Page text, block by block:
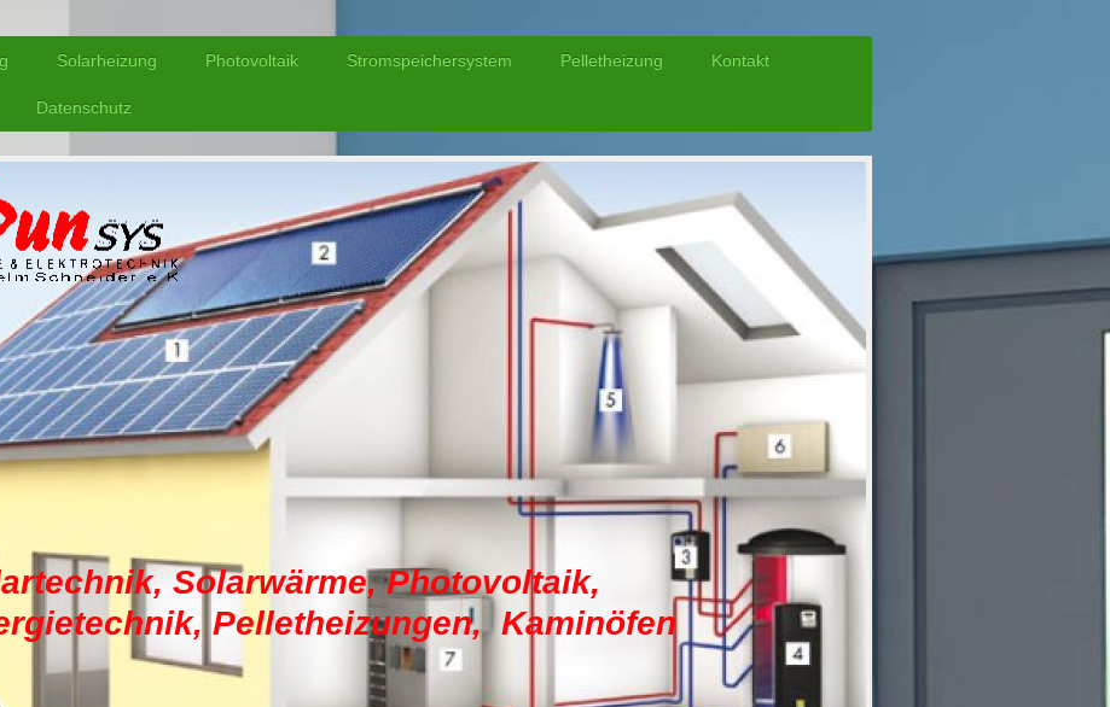
Solarheizung Photovoltaik Stromspeichersystem Pelletheizung Kontakt
Datenschutz
Solarwärme, Photovoltaik,
Pelletheizungen, Kaminöfen